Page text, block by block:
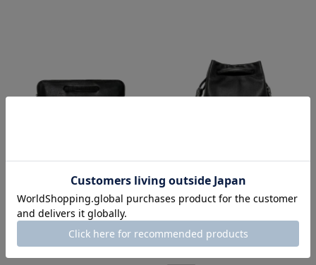
2WAYクラッチブリー
フ
41,800 税込
2WAYショルダーM